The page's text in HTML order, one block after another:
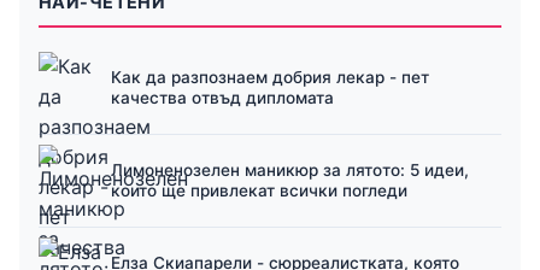
Как да разпознаем добрия лекар - пет
качества отвъд дипломата
Лимоненозелен маникюр за лятото: 5 идеи,
които ще привлекат всички погледи
Елза Скиапарели - сюрреалистката, която